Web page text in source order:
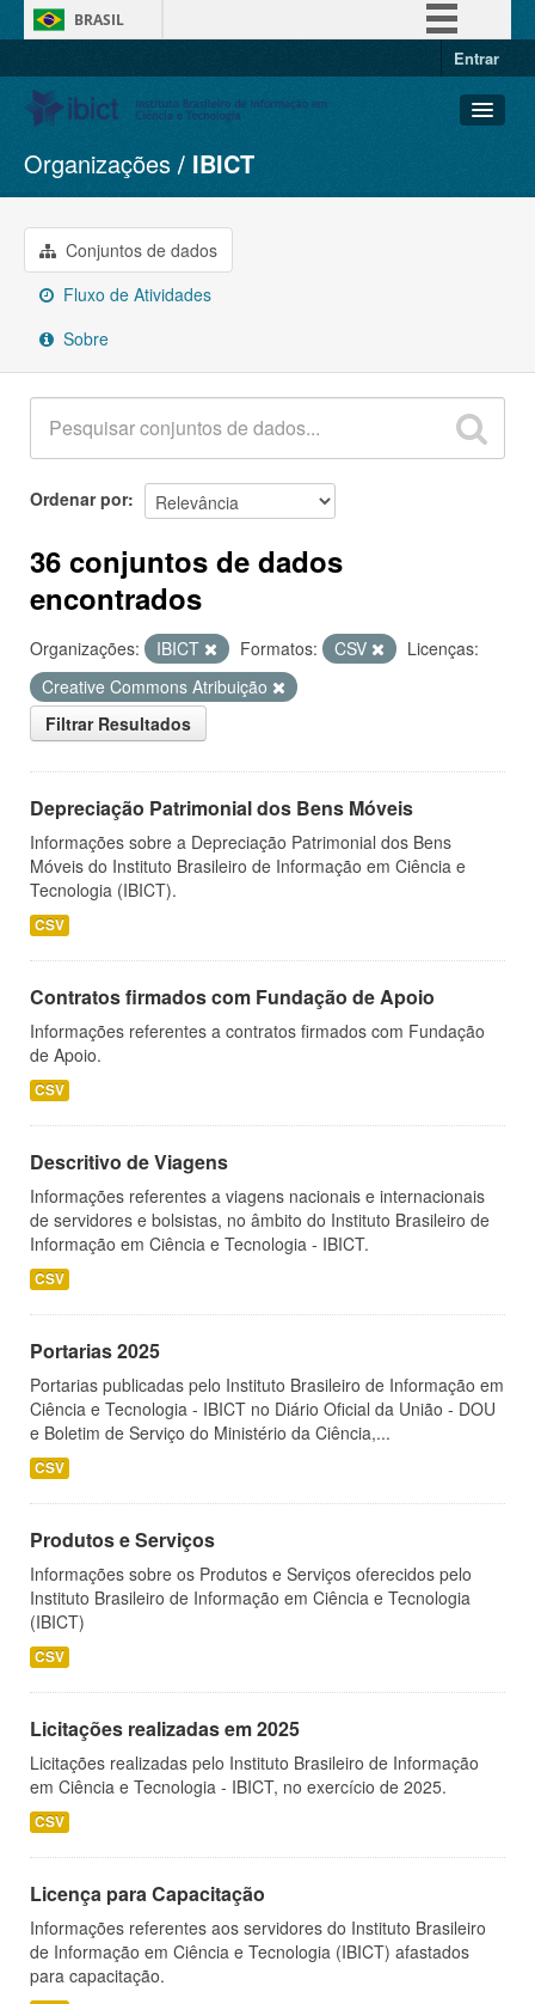
BRASIL
Entrar
Conjuntos de dados
Organizações
Grupos
Sobre
Organizações IBICT
Conjuntos de dados
Fluxo de Atividades
Sobre
Ordenar por
36 conjuntos de dados
encontrados
Organizações: IBICT Formatos: CSV
Licenças:
Creative Commons Atribuição
Filtrar Resultados
Depreciação Patrimonial dos Bens Móveis
Informações sobre a Depreciação Patrimonial dos Bens
Móveis do Instituto Brasileiro de Informação em Ciência e
Tecnologia (IBICT).
CSV
Contratos firmados com Fundação de Apoio
Informações referentes a contratos firmados com Fundação
de Apoio.
CSV
Descritivo de Viagens
Informações referentes a viagens nacionais e internacionais
de servidores e bolsistas, no âmbito do Instituto Brasileiro de
Informação em Ciência e Tecnologia - IBICT.
CSV
Portarias 2025
Portarias publicadas pelo Instituto Brasileiro de Informação em
Ciência e Tecnologia - IBICT no Diário Oficial da União - DOU
e Boletim de Serviço do Ministério da Ciência,...
CSV
Produtos e Serviços
Informações sobre os Produtos e Serviços oferecidos pelo
Instituto Brasileiro de Informação em Ciência e Tecnologia
(IBICT)
CSV
Licitações realizadas em 2025
Licitações realizadas pelo Instituto Brasileiro de Informação
em Ciência e Tecnologia - IBICT, no exercício de 2025.
CSV
Licença para Capacitação
Informações referentes aos servidores do Instituto Brasileiro
de Informação em Ciência e Tecnologia (IBICT) afastados
para capacitação.